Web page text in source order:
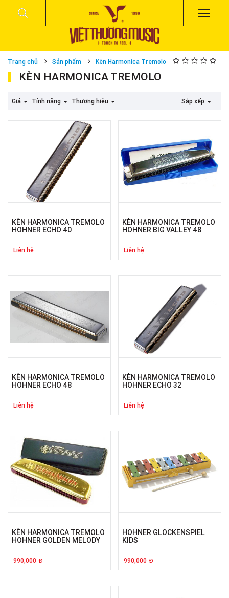
Trang chủ Sản phẩm Kèn Harmonica Tremolo
KÈN HARMONICA TREMOLO
Giá Tính năng Thương hiệu Sắp xếp
KÈN HARMONICA TREMOLO
HOHNER ECHO 40
Liên hệ
KÈN HARMONICA TREMOLO
HOHNER BIG VALLEY 48
Liên hệ
KÈN HARMONICA TREMOLO
HOHNER ECHO 48
Liên hệ
KÈN HARMONICA TREMOLO
HOHNER ECHO 32
Liên hệ
KÈN HARMONICA TREMOLO
HOHNER GOLDEN MELODY
990,000 Đ
HOHNER GLOCKENSPIEL
KIDS
990,000 Đ